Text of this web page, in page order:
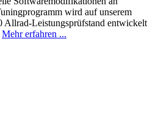
wird auf unserem
Leistungsprüfstand entwickelt
Mehr erfahren ...